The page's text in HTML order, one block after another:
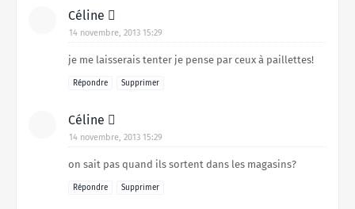
Céline 
14 novembre, 2013 15:29
je me laisserais tenter je pense par ceux à paillettes!
Répondre Supprimer
Céline 
14 novembre, 2013 15:29
on sait pas quand ils sortent dans les magasins?
Répondre Supprimer